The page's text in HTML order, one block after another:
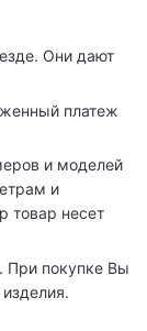
Они дают
платеж
и моделей
и
товар несет
При покупке Вы